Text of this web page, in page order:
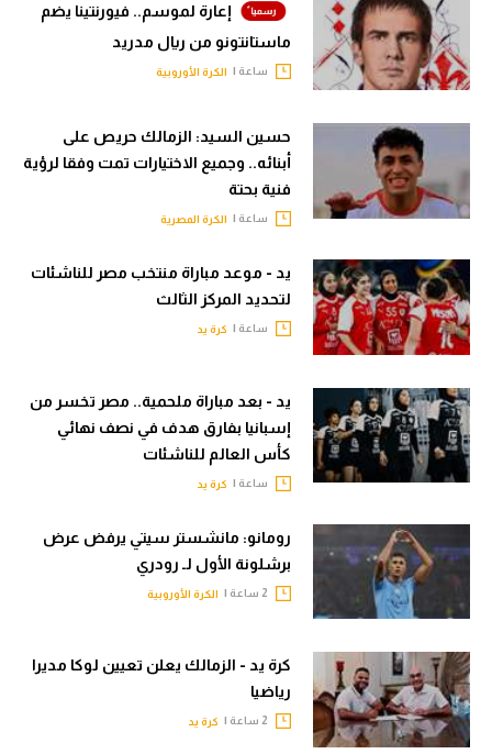
إعارة لموسم.. فيورنتينا يضم
ماستانتونو من ريال مدريد
ساعة | الكرة الأوروبية
حسين السيد: الزمالك حريص على
أبنائه.. وجميع الاختيارات تمت وفقا لرؤية
فنية بحتة
ساعة | الكرة المصرية
يد - موعد مباراة منتخب مصر للناشئات
لتحديد المركز الثالث
ساعة | كرة يد
يد - بعد مباراة ملحمية.. مصر تخسر من
إسبانيا بفارق هدف في نصف نهائي
كأس العالم للناشئات
ساعة | كرة يد
رومانو: مانشستر سيتي يرفض عرض
برشلونة الأول لـ رودري
الكرة الأوروبية
كرة يد - الزمالك يعلن تعيين لوكا مديرا
رياضيا
كرة يد